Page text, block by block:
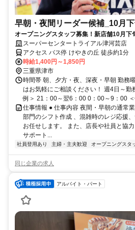
早朝・夜間リーダー候補_10月
オープニングスタッフ募集！新店舗10月下
ー候補募集※業務経験要
スーパーセンタートライアル津河芸店
アクセス バス停 けやきの丘 徒歩約1分
時給1,400円～1,850円
三重県津市
時間帯 朝、夕方・夜、深夜・早朝 勤務
はお気軽にご相談ください！ 週4日～勤
例＞ 21：00～翌6：00 0：00～9：00
仕事情報 ● 仕事内容 夜間・早朝の通常
部門のシフト作成 、混雑時のレジ応援
お任せします。 また、店長や社員と協
サポート...
社員登用あり 主婦・主夫歓迎 オープニングスタ
同じ企業の求人
アルバイト・パート